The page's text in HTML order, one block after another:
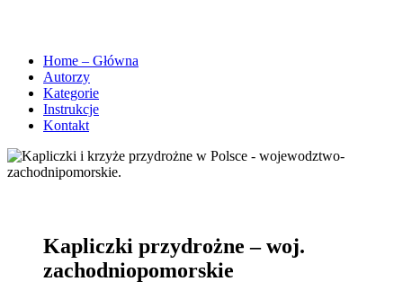
Home – Główna
Autorzy
Kategorie
Instrukcje
Kontakt
Kapliczki przydrożne – woj.
zachodniopomorskie